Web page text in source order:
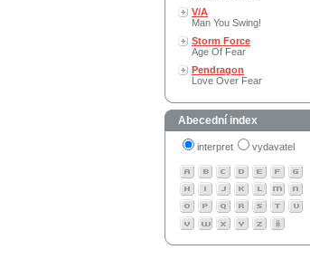
V/A
Man You Swing!
Storm Force
Age Of Fear
Pendragon
Love Over Fear
Abecední index
interpret vydavatel